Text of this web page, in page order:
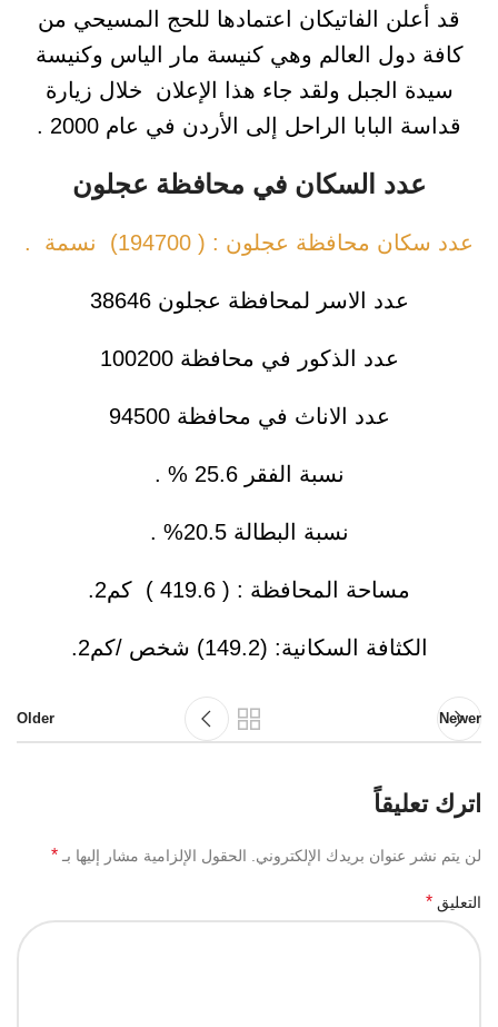
قد أعلن الفاتيكان اعتمادها للحج المسيحي من
كافة دول العالم وهي كنيسة مار الياس وكنيسة
سيدة الجبل ولقد جاء هذا الإعلان خلال زيارة
قداسة البابا الراحل إلى الأردن في عام 2000 .
عدد السكان في محافظة عجلون
عدد سكان محافظة عجلون : ( 194700) نسمة .
عدد الاسر لمحافظة عجلون 38646
عدد الذكور في محافظة 100200
عدد الاناث في محافظة 94500
نسبة الفقر 25.6 % .
نسبة البطالة 20.5% .
مساحة المحافظة : ( 419.6 ) كم2.
الكثافة السكانية: (149.2) شخص /كم2.
Newer
Older
اترك تعليقاً
لن يتم نشر عنوان بريدك الإلكتروني. الحقول الإلزامية مشار إليها بـ *
التعليق *